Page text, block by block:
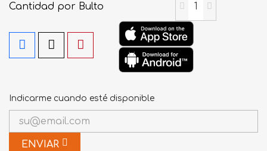
Cantidad por Bulto
Indicarme cuando esté disponible
ENVIAR